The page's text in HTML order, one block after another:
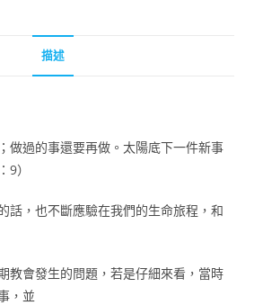
描述
做過的事還要再做。太陽底下一件新事
9）
話，也不斷應驗在我們的生命旅程，和
教會發生的問題，若是仔細來看，當時
，並